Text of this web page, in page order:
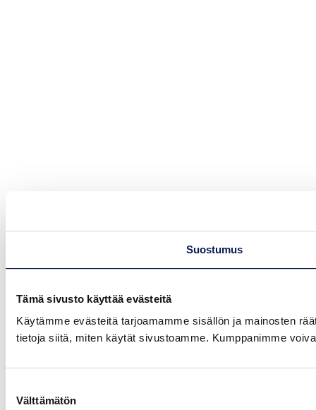
Suostumus
Tämä sivusto käyttää evästeitä
Käytämme evästeitä tarjoamamme sisällön ja mainosten
tietoja siitä, miten käytät sivustoamme. Kumppanimme
valinta
Välttämätön